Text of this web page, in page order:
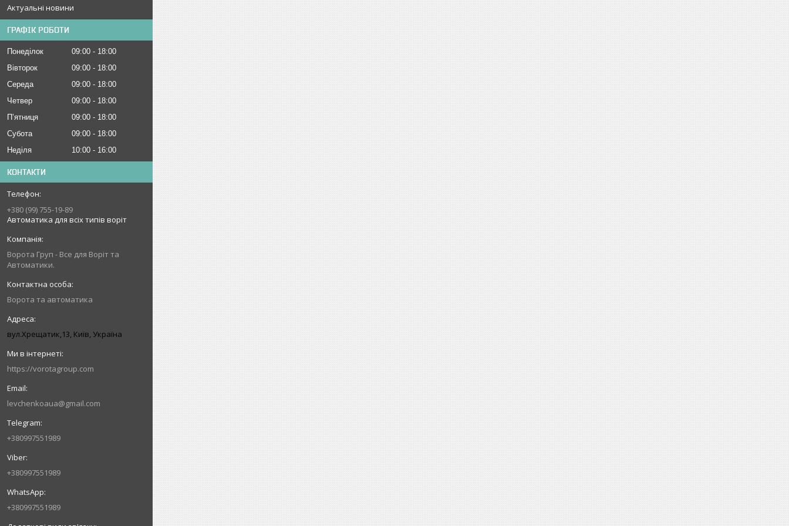
Актуальні новини
ГРАФІК РОБОТИ
Понеділок 09:00
18:00
Вівторок
09:00
18:00
Середа
09:00
18:00
Четвер
09:00
18:00
Пʼятниця
09:00
18:00
Субота
09:00
18:00
Неділя
10:00 16:00
КОНТАКТИ
+380 (99) 755-19-89
Автоматика для всіх типів воріт
Ворота Груп - Все для Воріт та
Автоматики.
Ворота та автоматика
вул.Хрещатик,13, Київ, Україна
https://vorotagroup.com
levchenkoaua@gmail.com
+380997551989
+380997551989
+380997551989